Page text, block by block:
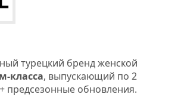
турецкий бренд женской
класса, выпускающий по 2
предсезонные обновления.